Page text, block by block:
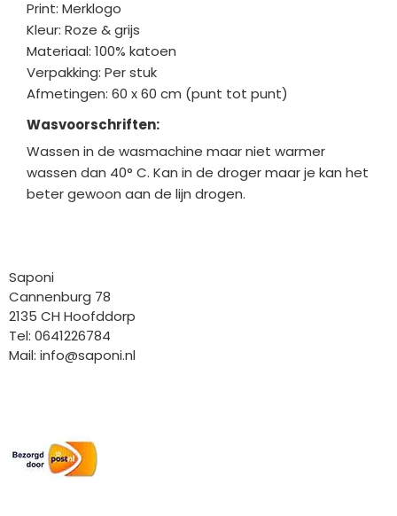
Print: Merklogo
Kleur: Roze & grijs
Materiaal: 100% katoen
Verpakking: Per stuk
Afmetingen: 60 x 60 cm (punt tot punt)
Wasvoorschriften:
Wassen in de wasmachine maar niet warmer
wassen dan 40° C. Kan in de droger maar je kan het
beter gewoon aan de lijn drogen.
Saponi
Cannenburg 78
2135 CH Hoofddorp
Tel: 0641226784
Mail: info@saponi.nl